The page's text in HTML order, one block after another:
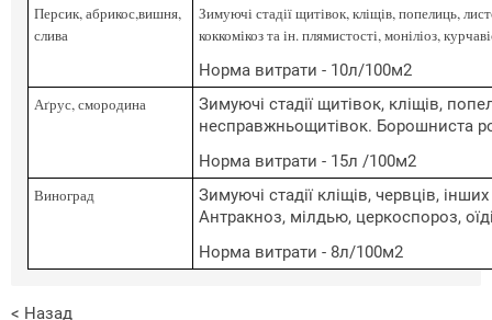
Персик, абрикос,вишня,
слива
Зимуючі стадії щитівок, кліщів, попелиць,
коккомікоз та ін. плямистості, моніліоз,
Норма витрати - 10л/100м2
Аґрус, смородина
Зимуючі стадії щитівок, кліщів,
несправжньощитівок. Борошниста
Норма витрати - 15л /100м2
Виноград
Зимуючі стадії кліщів, червців,
Антракноз, мілдью, церкоспороз,
Норма витрати - 8л/100м2
< Назад